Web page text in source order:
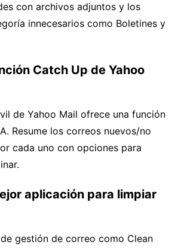
con archivos adjuntos y los
innecesarios como Boletines y
Catch Up de Yahoo
de Yahoo Mail ofrece una función
Resume los correos nuevos/no
cada uno con opciones para
aplicación para limpiar
gestión de correo como Clean